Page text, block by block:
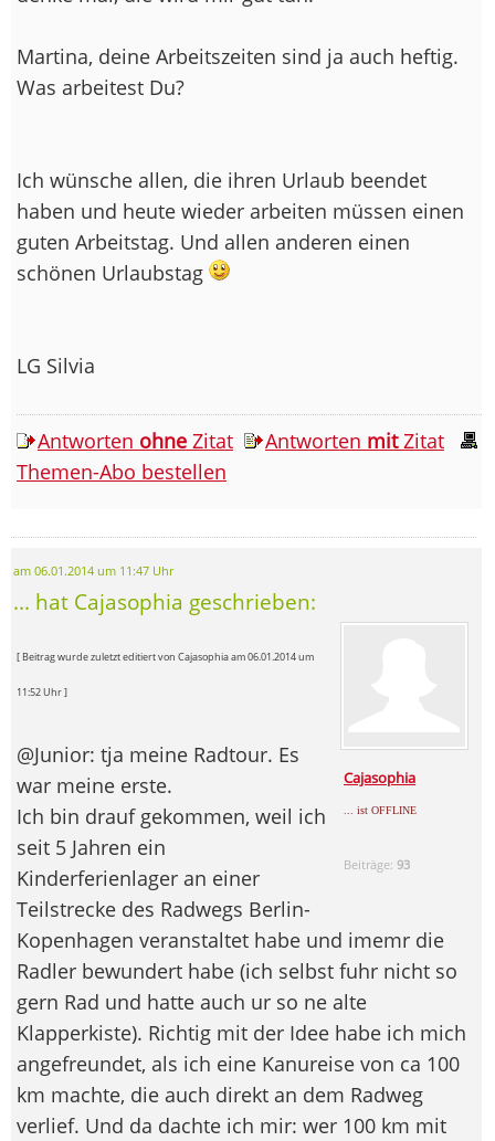
Martina, deine Arbeitszeiten sind ja auch heftig.
Was arbeitest Du?
Ich wünsche allen, die ihren Urlaub beendet
haben und heute wieder arbeiten müssen einen
guten Arbeitstag. Und allen anderen einen
schönen Urlaubstag
LG Silvia
Antworten ohne Zitat Antworten mitZitat
Themen-Abo bestellen
am 06.01.2014 um 11:47 Uhr
... hat Cajasophia geschrieben:
Cajasophia
... ist OFFLINE
Beiträge:93
[ Beitrag wurde zuletzt editiert von Cajasophia am 06.01.2014 um
11:52 Uhr ]
@Junior: tja meine Radtour. Es
war meine erste.
Ich bin drauf gekommen, weil ich
seit 5 Jahren ein
Kinderferienlager an einer
Teilstrecke des Radwegs Berlin-
Kopenhagen veranstaltet habe und imemr die
Radler bewundert habe (ich selbst fuhr nicht so
gern Rad und hatte auch ur so ne alte
Klapperkiste). Richtig mit der Idee habe ich mich
angefreundet, als ich eine Kanureise von ca 100
km machte, die auch direkt an dem Radweg
verlief. Und da dachte ich mir: wer 100 km mit